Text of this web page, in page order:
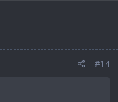
#14